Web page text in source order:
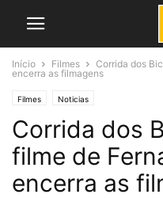
Início Filmes
Corrida dos
encerra as filmagens
Filmes Noticias
Corrida dos
filme de
encerra as